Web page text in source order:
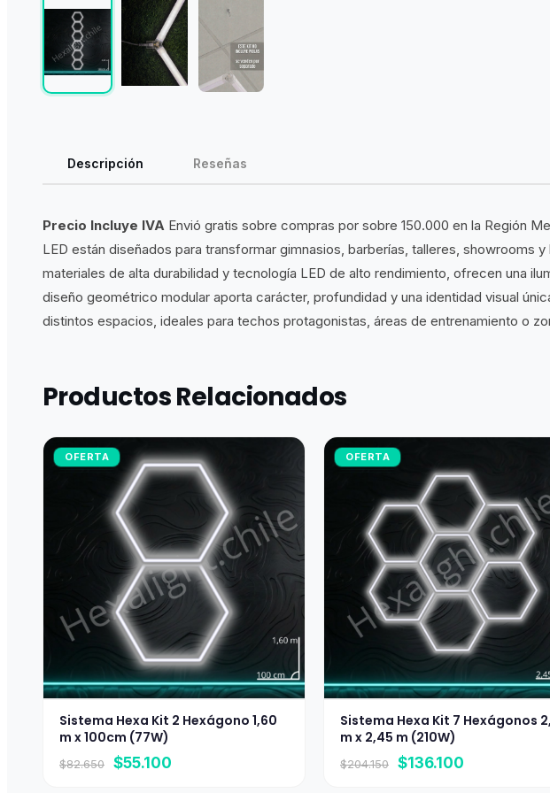
Descripción Reseñas
Precio Incluye IVA Envió gratis sobre compras por sobre 150.000 en la Región
LED están diseñados para transformar gimnasios, barberías, talleres,
materiales de alta durabilidad y tecnología LED de alto rendimiento, ofrecen una
diseño geométrico modular aporta carácter, profundidad y una identidad visual
distintos espacios, ideales para techos protagonistas, áreas de entrenamiento o
Productos Relacionados
OFERTA
Sistema Hexa Kit 2 Hexágono 1,60
m x 100cm (77W)
$82.650
El
$55.100
OFERTA
Sistema Hexa Kit 7 Hexágonos
m x 2,45 m (210W)
$204.150
El
$136.100